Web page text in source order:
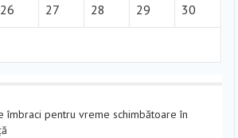
26 27 28 29 30
îmbraci pentru vreme schimbătoare în